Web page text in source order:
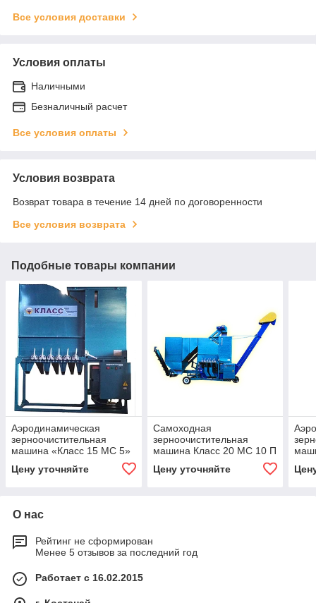
Все условия доставки
Условия оплаты
Наличными
Безналичный расчет
Все условия оплаты
Условия возврата
Возврат товара в течение 14 дней по договоренности
Все условия возврата
Подобные товары компании
Аэродинамическая
зерноочистительная
машина «Класс 15 МС 5»
Цену уточняйте
Самоходная
зерноочистительная
машина Класс 20 МС 10 П
Цену уточняйте
О нас
Рейтинг не сформирован
Менее 5 отзывов за последний год
Работает с 16.02.2015